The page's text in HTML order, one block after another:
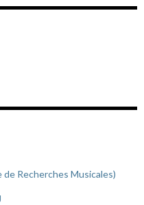
Recherches Musicales)